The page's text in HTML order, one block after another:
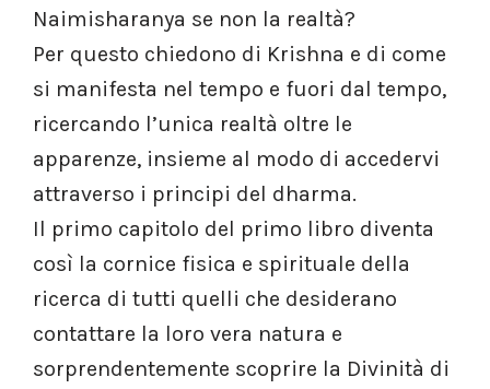
Naimisharanya se non la realtà?
Per questo chiedono di Krishna e di come
si manifesta nel tempo e fuori dal tempo,
ricercando l’unica realtà oltre le
apparenze, insieme al modo di accedervi
attraverso i principi del dharma.
Il primo capitolo del primo libro diventa
così la cornice fisica e spirituale della
ricerca di tutti quelli che desiderano
contattare la loro vera natura e
sorprendentemente scoprire la Divinità di